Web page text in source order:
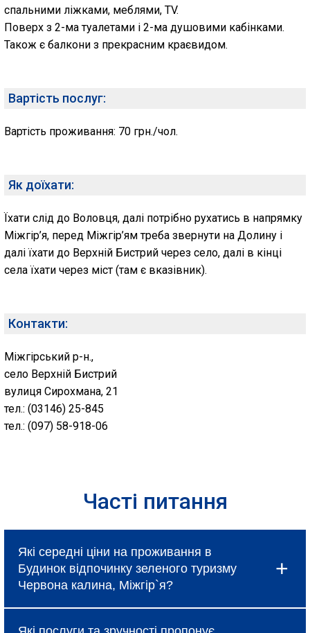
спальними ліжками, меблями, TV.
Поверх з 2-ма туалетами і 2-ма душовими кабінками.
Також є балкони з прекрасним краєвидом.
Вартість послуг:
Вартість проживання: 70 грн./чол.
Як доїхати:
Їхати слід до Воловця, далі потрібно рухатись в напрямку
Міжгір’я, перед Міжгір’ям треба звернути на Долину і
далі їхати до Верхній Бистрий через село, далі в кінці
села їхати через міст (там є вказівник).
Контакти:
Міжгірський р-н.,
село Верхній Бистрий
вулиця Сирохмана, 21
тел.: (03146) 25-845
тел.: (097) 58-918-06
Часті питання
Які середні ціни на проживання в
Будинок відпочинку зеленого туризму
Червона калина, Міжгір`я?